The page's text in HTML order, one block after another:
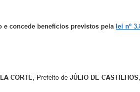
e concede benefícios previstos pela lei nº
CORTE, Prefeito de JÚLIO DE CASTILHOS